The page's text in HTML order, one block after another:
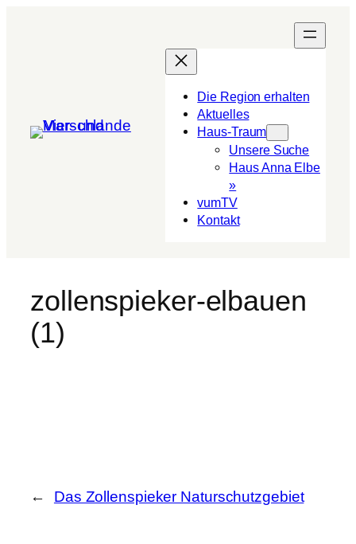
Die Region erhalten
Aktuelles
Haus-Traum
Unsere Suche
Haus Anna Elbe
»
vumTV
Kon­takt
zollenspieker-elbauen
(1)
← Das Zollenspieker Naturschutzgebiet